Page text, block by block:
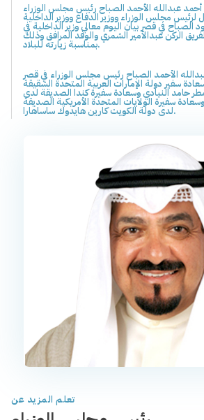
عبدالله الأحمد الصباح رئيس مجلس الوزراء
لرئيس مجلس الوزراء ووزير الدفاع ووزير الداخلية
في قصر بيان اليوم معالي وزير الداخلية في
الركن عبدالأمير الشمري والوفد المرافق وذلك
بمناسبة زيارته للبلاد.
الأحمد الصباح رئيس مجلس الوزراء في قصر
سفير دولة الإمارات العربية المتحدة الشقيقة
حامد النيادي وسعادة سفيرة كندا الصديقة لدى
سفيرة الولايات المتحدة الأمريكية الصديقة
لدى دولة الكويت كارين هايدوك ساساهارا.
تعلم المزيد عن